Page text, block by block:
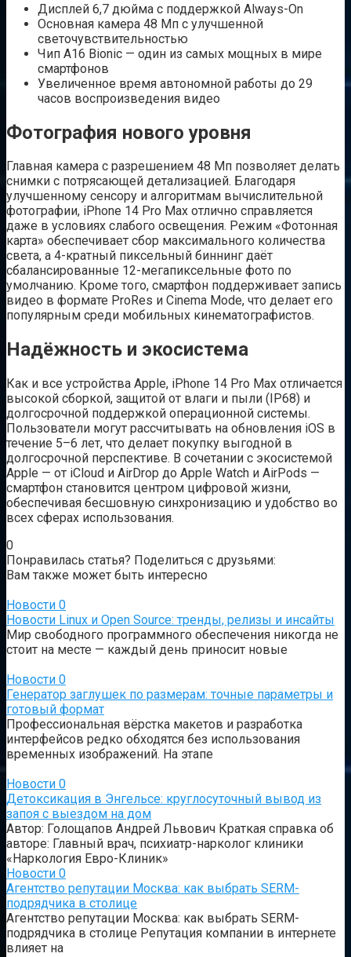
Дисплей 6,7 дюйма с поддержкой Always-On
Основная камера 48 Мп с улучшенной
светочувствительностью
Чип A16 Bionic — один из самых мощных в мире
смартфонов
Увеличенное время автономной работы до 29
часов воспроизведения видео
Фотография нового уровня
Главная камера с разрешением 48 Мп позволяет делать
снимки с потрясающей детализацией. Благодаря
улучшенному сенсору и алгоритмам вычислительной
фотографии, iPhone 14 Pro Max отлично справляется
даже в условиях слабого освещения. Режим «Фотонная
карта» обеспечивает сбор максимального количества
света, а 4-кратный пиксельный биннинг даёт
сбалансированные 12-мегапиксельные фото по
умолчанию. Кроме того, смартфон поддерживает запись
видео в формате ProRes и Cinema Mode, что делает его
популярным среди мобильных кинематографистов.
Надёжность и экосистема
Как и все устройства Apple, iPhone 14 Pro Max отличается
высокой сборкой, защитой от влаги и пыли (IP68) и
долгосрочной поддержкой операционной системы.
Пользователи могут рассчитывать на обновления iOS в
течение 5–6 лет, что делает покупку выгодной в
долгосрочной перспективе. В сочетании с экосистемой
Apple — от iCloud и AirDrop до Apple Watch и AirPods —
смартфон становится центром цифровой жизни,
обеспечивая бесшовную синхронизацию и удобство во
всех сферах использования.
0
Понравилась статья? Поделиться с друзьями:
Вам также может быть интересно
Новости 0
Новости Linux и Open Source: тренды, релизы и инсайты
Мир свободного программного обеспечения никогда не
стоит на месте — каждый день приносит новые
Новости 0
Генератор заглушек по размерам: точные параметры и
готовый формат
Профессиональная вёрстка макетов и разработка
интерфейсов редко обходятся без использования
временных изображений. На этапе
Новости 0
Детоксикация в Энгельсе: круглосуточный вывод из
запоя с выездом на дом
Автор: Голощапов Андрей Львович Краткая справка об
авторе: Главный врач, психиатр-нарколог клиники
«Наркология Евро-Клиник»
Новости 0
Агентство репутации Москва: как выбрать SERM-
подрядчика в столице
Агентство репутации Москва: как выбрать SERM-
подрядчика в столице Репутация компании в интернете
влияет на